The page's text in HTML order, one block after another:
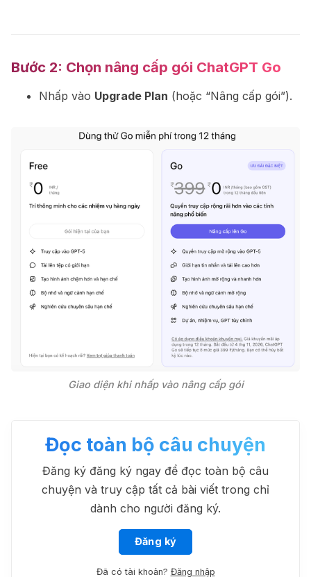
Bước 2: Chọn nâng cấp gói ChatGPT Go
Nhấp vào Upgrade Plan (hoặc “Nâng cấp gói”).
Giao diện khi nhấp vào nâng cấp gói
Đọc toàn bộ câu chuyện
Đăng ký đăng ký ngay để đọc toàn bộ câu
chuyện và truy cập tất cả bài viết trong chỉ
dành cho người đăng ký.
Đăng ký
Đã có tài khoản? Đăng nhập